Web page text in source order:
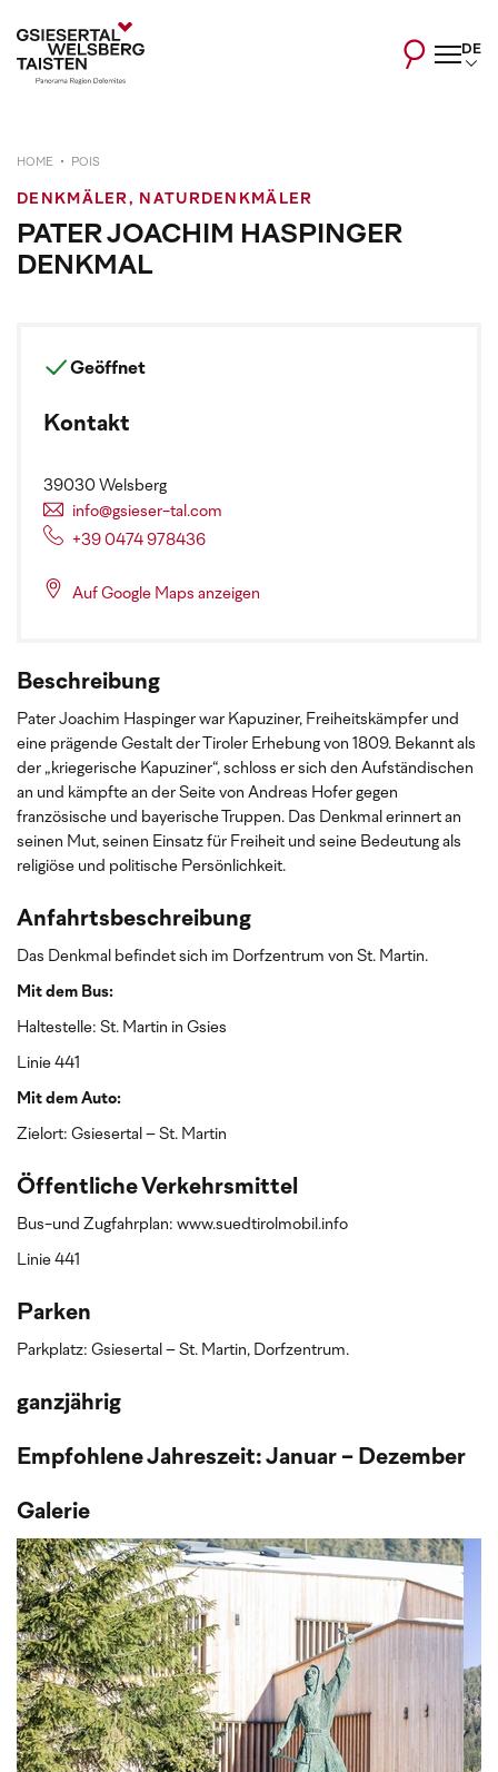
DE
HOME POIS
DENKMÄLER, NATURDENKMÄLER
PATER JOACHIM HASPINGER
DENKMAL
Beschreibung
Pater Joachim Haspinger war Kapuziner, Freiheitskämpfer und
eine prägende Gestalt der Tiroler Erhebung von 1809. Bekannt als
der „kriegerische Kapuziner“, schloss er sich den Aufständischen
an und kämpfte an der Seite von Andreas Hofer gegen
französische und bayerische Truppen. Das Denkmal erinnert an
seinen Mut, seinen Einsatz für Freiheit und seine Bedeutung als
religiöse und politische Persönlichkeit.
Anfahrtsbeschreibung
Das Denkmal befindet sich im Dorfzentrum von St. Martin.
Mit dem Bus:
Haltestelle: St. Martin in Gsies
Linie 441
Mit dem Auto:
Zielort: Gsiesertal – St. Martin
Öffentliche Verkehrsmittel
Bus-und Zugfahrplan: www.suedtirolmobil.info
Linie 441
Parken
Parkplatz: Gsiesertal – St. Martin, Dorfzentrum.
ganzjährig
Empfohlene Jahreszeit: Januar - Dezember
Galerie
Geöffnet
Kontakt
39030 Welsberg
info@gsieser-tal.com
+39 0474 978436
Auf Google Maps anzeigen